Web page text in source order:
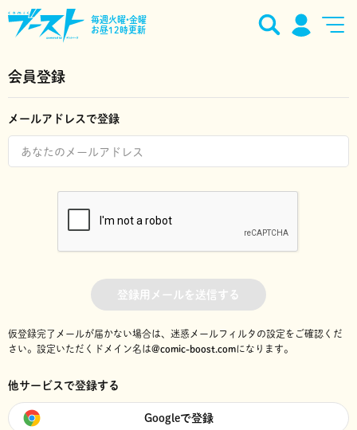
毎週火曜•金曜
お昼12時更新
会員登録
メールアドレスで登録
登録用メールを送信する
仮登録完了メールが届かない場合は、迷惑メールフィルタの設定をご確認くだ
さい。 設定いただくドメイン名は@comic-boost.comになります。
他サービスで登録する
Googleで登録